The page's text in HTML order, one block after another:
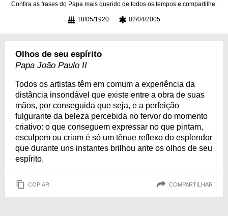
Confira as frases do Papa mais querido de todos os tempos e compartilhe.
18/05/1920 02/04/2005
Olhos de seu espírito
Papa João Paulo II
Todos os artistas têm em comum a experiência da
distância insondável que existe entre a obra de suas
mãos, por conseguida que seja, e a perfeição
fulgurante da beleza percebida no fervor do momento
criativo: o que conseguem expressar no que pintam,
esculpem ou criam é só um tênue reflexo do esplendor
que durante uns instantes brilhou ante os olhos de seu
espírito.
COPIAR COMPARTILHAR